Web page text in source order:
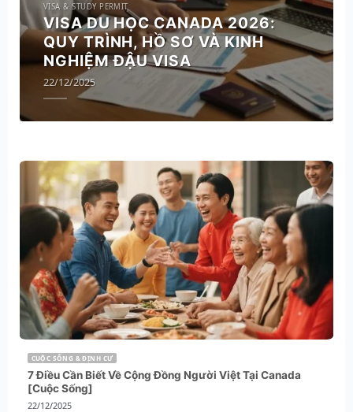
VISA & STUDY PERMIT
VISA DU HỌC CANADA 2026:
QUY TRÌNH, HỒ SƠ VÀ KINH
NGHIỆM ĐẬU VISA
22/12/2025
CUỘC SỐNG & ĐỊNH CƯ
7 Điều Cần Biết Về Cộng Đồng Người Việt Tại Canada
[Cuộc Sống]
22/12/2025